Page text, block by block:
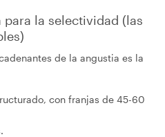
la selectividad (las
de la angustia es la
con franjas de 45-60